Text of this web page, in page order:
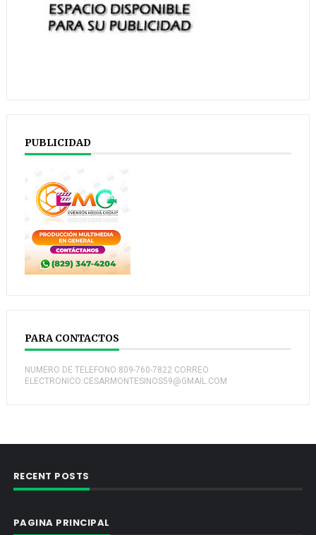
PUBLICIDAD
PARA CONTACTOS
NUMERO DE TELEFONO:809-760-7822 CORREO
ELECTRONICO:CESARMONTESINOS59@GMAIL.COM
RECENT POSTS
PAGINA PRINCIPAL